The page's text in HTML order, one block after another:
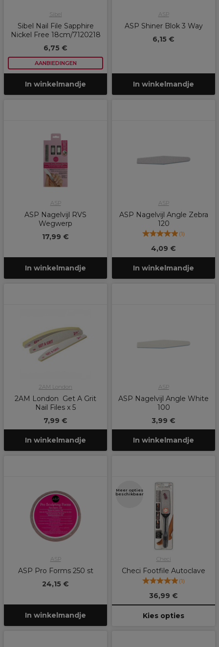
Sibel
Sibel Nail File Sapphire
Nickel Free 18cm/7120218
6,75 €
AANBIEDINGEN
In winkelmandje
ASP
ASP Shiner Blok 3 Way
6,15 €
In winkelmandje
ASP
ASP Nagelvijl RVS
Wegwerp
17,99 €
In winkelmandje
ASP
ASP Nagelvijl Angle Zebra
120
(1)
4,09 €
In winkelmandje
2AM London
2AM London Get A Grit
Nail Files x 5
7,99 €
In winkelmandje
ASP
ASP Nagelvijl Angle White
100
3,99 €
In winkelmandje
ASP
ASP Pro Forms 250 st
24,15 €
In winkelmandje
Meer opties
beschikbaar
Checi
Checi Footfile Autoclave
(1)
36,99 €
Kies opties